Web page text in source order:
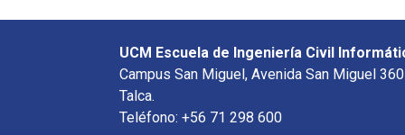
UCM Escuela de Ingeniería Civil
Campus San Miguel, Avenida San Miguel
Talca.
Teléfono: +56 71 298 600